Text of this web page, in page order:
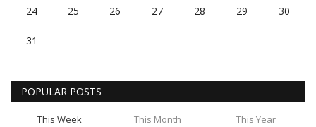
24 25 26 27 28 29 30
31
POPULAR POSTS
This Week This Month This Year